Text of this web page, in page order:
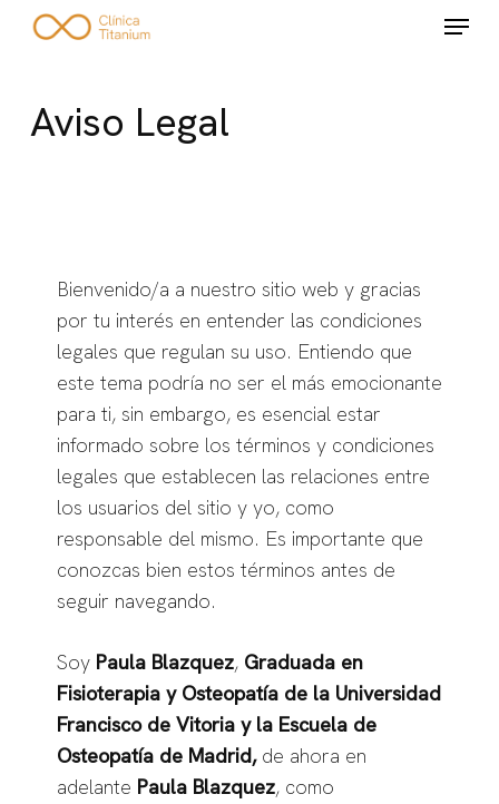
content
Menu
Aviso Legal
Bienvenido/a a nuestro sitio web y gracias
por tu interés en entender las condiciones
legales que regulan su uso. Entiendo que
este tema podría no ser el más emocionante
para ti, sin embargo, es esencial estar
informado sobre los términos y condiciones
legales que establecen las relaciones entre
los usuarios del sitio y yo, como
responsable del mismo. Es importante que
conozcas bien estos términos antes de
seguir navegando.
Soy Paula Blazquez, Graduada en
Fisioterapia y Osteopatía de la Universidad
Francisco de Vitoria y la Escuela de
Osteopatía de Madrid,de ahora en
adelante Paula Blazquez, como